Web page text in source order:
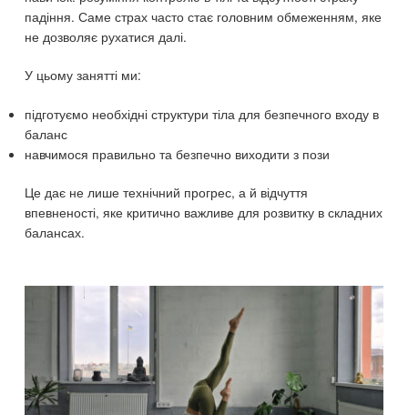
падіння. Саме страх часто стає головним обмеженням, яке
не дозволяє рухатися далі.
У цьому занятті ми:
підготуємо необхідні структури тіла для безпечного входу в
баланс
навчимося правильно та безпечно виходити з пози
Це дає не лише технічний прогрес, а й відчуття
впевненості, яке критично важливе для розвитку в складних
балансах.